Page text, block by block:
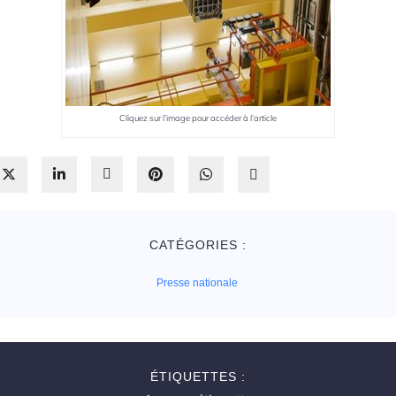
Cliquez sur l’image pour accéder à l’article
CATÉGORIES :
Presse nationale
ÉTIQUETTES :